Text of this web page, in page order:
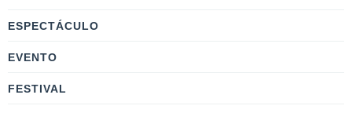
ESPECTÁCULO
EVENTO
FESTIVAL